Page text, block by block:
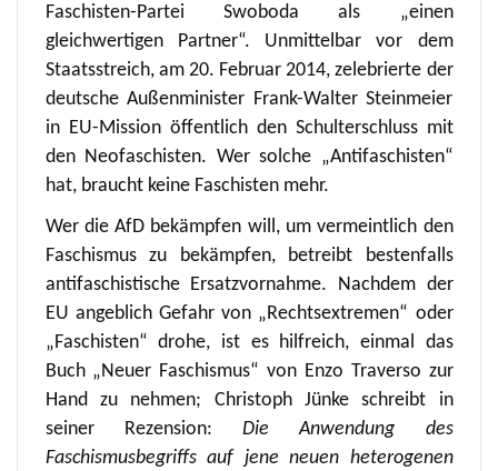
Faschisten-Partei Swoboda als „einen
gleichwertigen Partner“. Unmittelbar vor dem
Staatsstreich, am 20. Februar 2014, zelebrierte der
deutsche Außenminister Frank-Walter Steinmeier
in EU-Mission öffentlich den Schulterschluss mit
den Neofaschisten. Wer solche „Antifaschisten“
hat, braucht keine Faschisten mehr.
Wer die AfD bekämpfen will, um vermeintlich den
Faschismus zu bekämpfen, betreibt bestenfalls
antifaschistische Ersatzvornahme. Nachdem der
EU angeblich Gefahr von „Rechtsextremen“ oder
„Faschisten“ drohe, ist es hilfreich, einmal das
Buch „Neuer Faschismus“ von Enzo Traverso zur
Hand zu nehmen; Christoph Jünke schreibt in
seiner Rezension: Die Anwendung des
Faschismusbegriffs auf jene neuen heterogenen